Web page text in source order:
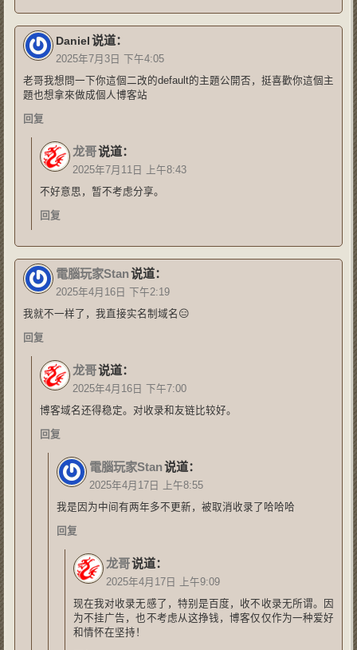
Daniel说道：
2025年7月3日 下午4:05
老哥我想問一下你這個二改的default的主題公開否，挺喜歡你這個主
題也想拿來做成個人博客站
回复
龙哥说道：
2025年7月11日 上午8:43
不好意思，暂不考虑分享。
回复
電腦玩家Stan说道：
2025年4月16日 下午2:19
我就不一样了，我直接实名制域名😑
回复
龙哥说道：
2025年4月16日 下午7:00
博客域名还得稳定。对收录和友链比较好。
回复
電腦玩家Stan说道：
2025年4月17日 上午8:55
我是因为中间有两年多不更新，被取消收录了哈哈哈
回复
龙哥说道：
2025年4月17日 上午9:09
现在我对收录无感了，特别是百度，收不收录无所谓。因
为不挂广告，也不考虑从这挣钱，博客仅仅作为一种爱好
和情怀在坚持！